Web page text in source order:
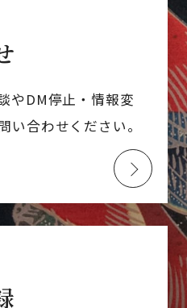
やDM停止・情報変
い合わせください。